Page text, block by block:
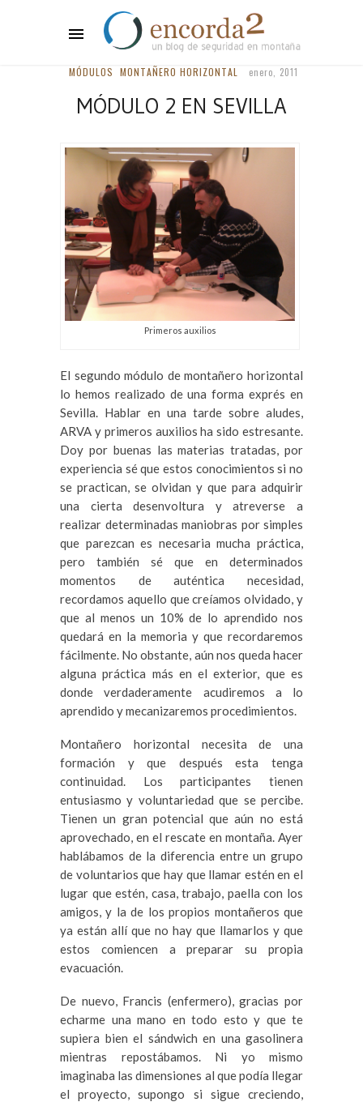
MÓDULOS MONTAÑERO HORIZONTAL enero, 2011
MÓDULO 2 EN SEVILLA
Primeros auxilios
El segundo módulo de montañero horizontal
lo hemos realizado de una forma exprés en
Sevilla. Hablar en una tarde sobre aludes,
ARVA y primeros auxilios ha sido estresante.
Doy por buenas las materias tratadas, por
experiencia sé que estos conocimientos si no
se practican, se olvidan y que para adquirir
una cierta desenvoltura y atreverse a
realizar determinadas maniobras por simples
que parezcan es necesaria mucha práctica,
pero también sé que en determinados
momentos de auténtica necesidad,
recordamos aquello que creíamos olvidado, y
que al menos un 10% de lo aprendido nos
quedará en la memoria y que recordaremos
fácilmente. No obstante, aún nos queda hacer
alguna práctica más en el exterior, que es
donde verdaderamente acudiremos a lo
aprendido y mecanizaremos procedimientos.
Montañero horizontal necesita de una
formación y que después esta tenga
continuidad. Los participantes tienen
entusiasmo y voluntariedad que se percibe.
Tienen un gran potencial que aún no está
aprovechado, en el rescate en montaña. Ayer
hablábamos de la diferencia entre un grupo
de voluntarios que hay que llamar estén en el
lugar que estén, casa, trabajo, paella con los
amigos, y la de los propios montañeros que
ya están allí que no hay que llamarlos y que
estos comiencen a preparar su propia
evacuación.
De nuevo, Francis (enfermero), gracias por
echarme una mano en todo esto y que te
supiera bien el sándwich en una gasolinera
mientras repostábamos. Ni yo mismo
imaginaba las dimensiones al que podía llegar
el proyecto, supongo si sigue creciendo,